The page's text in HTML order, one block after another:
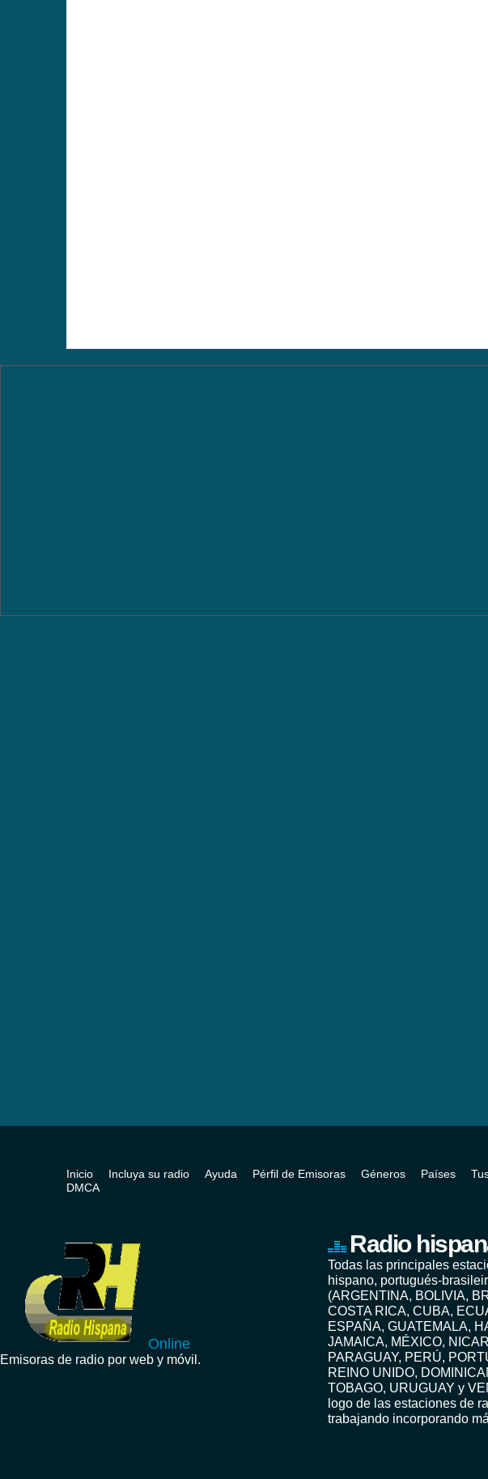
Inicio Incluya su radio Ayuda Pérfil de Emisoras Géneros Países
DMCA
Online
Emisoras de radio por web y móvil.
Radio
Todas las principales
hispano, portugués-
(ARGENTINA, BOLIVIA,
COSTA RICA, CUBA,
ESPAÑA, GUATEMALA,
JAMAICA, MÉXICO,
PARAGUAY, PERÚ,
REINO UNIDO,
TOBAGO, URUGUAY y
logo de las estaciones de
trabajando incorporando